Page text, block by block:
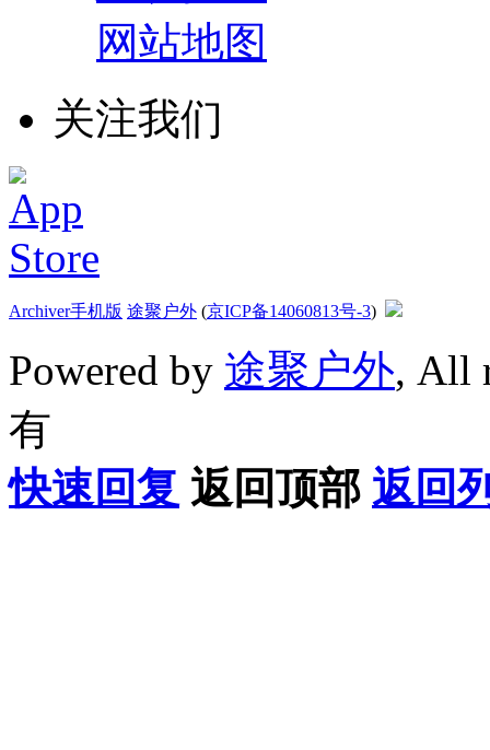
网站地图
关注我们
Archiver手机版 途聚户外 (京ICP备14060813号-3)
Powered by 途聚户外, All
有
快速回复 返回顶部 返回